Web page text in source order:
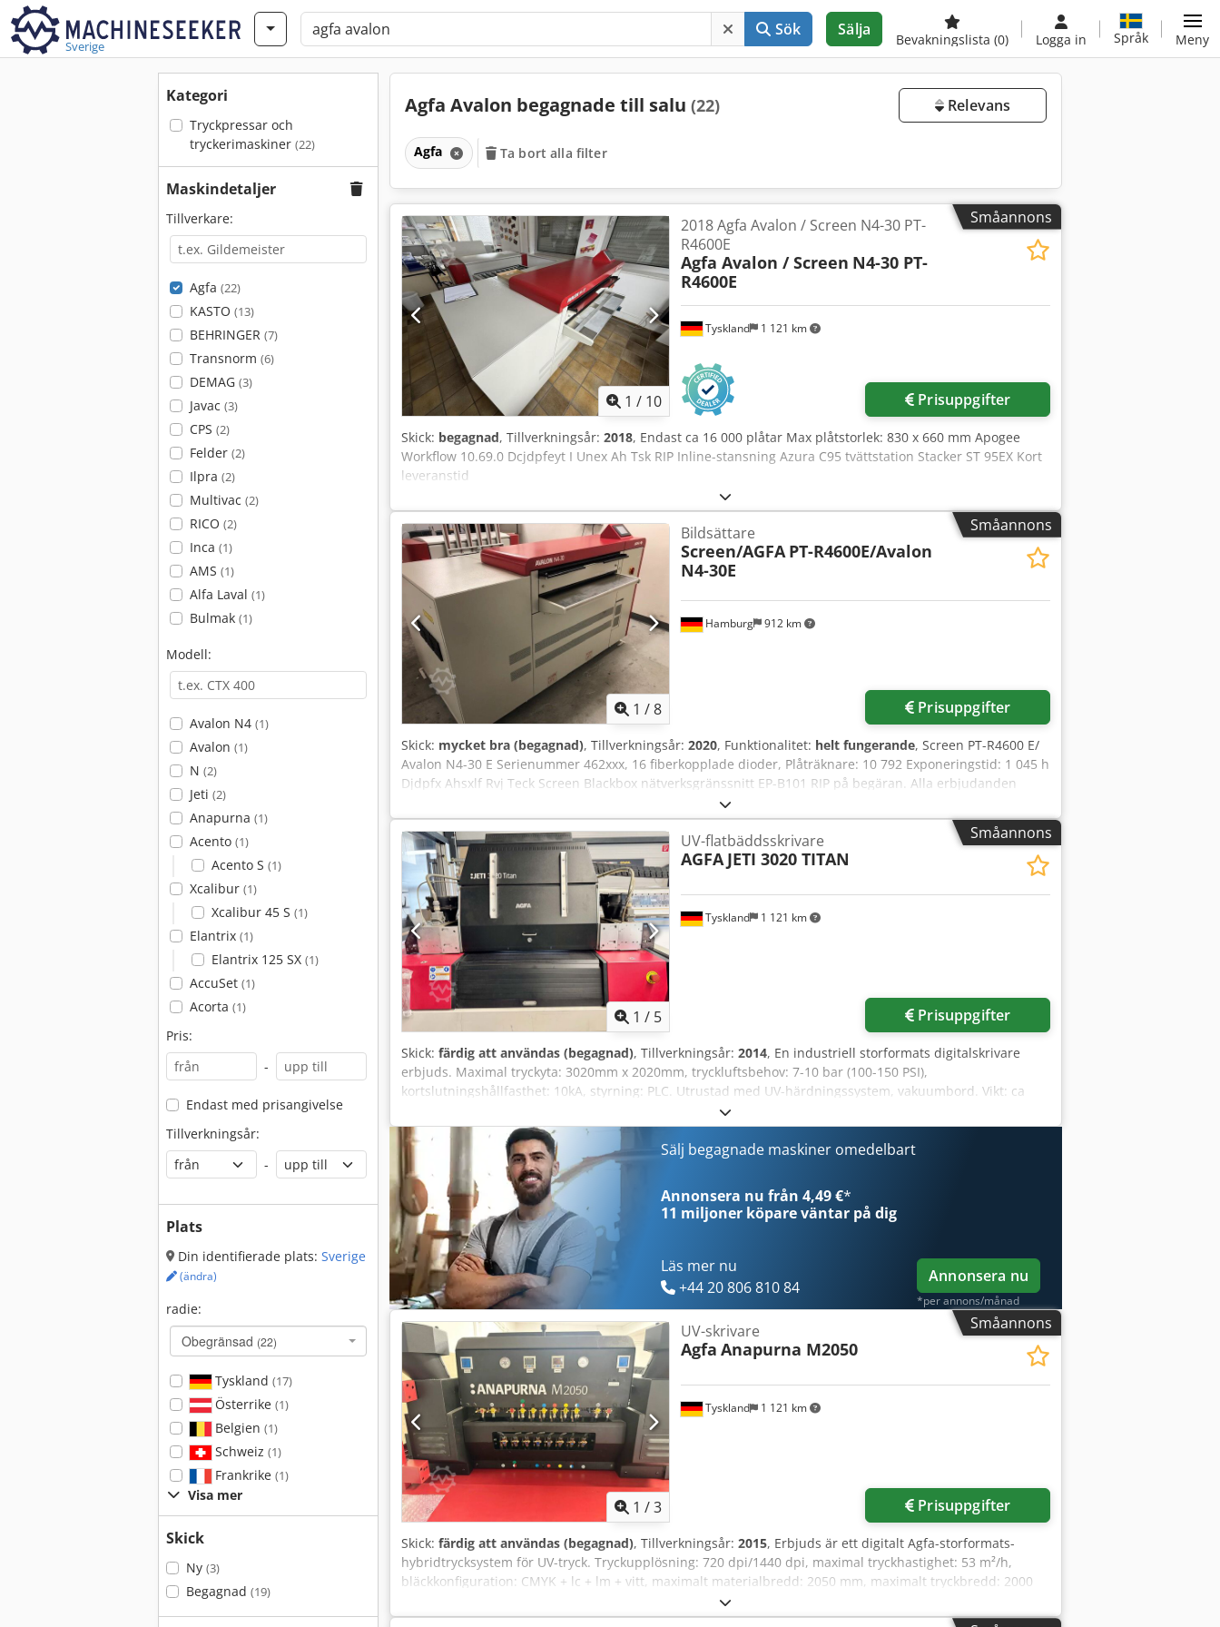
Sverige
Sök Sälja
Bevakningslista (0) Logga in Språk Meny
Kategori
Tryckpressar och
tryckerimaskiner (22)
Maskindetaljer
Tillverkare:
Agfa (22)
KASTO (13)
BEHRINGER (7)
Transnorm (6)
DEMAG (3)
Javac (3)
CPS (2)
Felder (2)
Ilpra (2)
Multivac (2)
RICO (2)
Inca (1)
AMS (1)
Alfa Laval (1)
Bulmak (1)
Modell:
Avalon N4 (1)
Avalon (1)
N (2)
Jeti (2)
Anapurna (1)
Acento (1)
Acento S (1)
Xcalibur (1)
Xcalibur 45 S (1)
Elantrix (1)
Elantrix 125 SX (1)
AccuSet (1)
Acorta (1)
Pris:
-
Endast med prisangivelse
Tillverkningsår:
-
Plats
Din identifierade plats: Sverige
(ändra)
radie:
Obegränsad (22)
Tyskland (17)
Österrike (1)
Belgien (1)
Schweiz (1)
Frankrike (1)
Visa mer
Skick
Ny (3)
Begagnad (19)
Agfa Avalon begagnade till salu (22) Relevans
Agfa Ta bort alla filter
Småannons
1 / 10
Tyskland 1 121 km
2018 Agfa Avalon / Screen N4-30 PT-
R4600E
Agfa Avalon / Screen N4-30 PT-
R4600E
Prisuppgifter
Skick: begagnad, Tillverkningsår: 2018, Endast ca 16 000 plåtar Max plåtstorlek: 830 x 660 mm Apogee
Workflow 10.69.0 Dcjdpfeyt I Unex Ah Tsk RIP Inline-stansning Azura C95 tvättstation Stacker ST 95EX Kort
leveranstid
Småannons
1 /8
Hamburg 912 km
Bildsättare
Screen/AGFA PT-R4600E/Avalon
N4-30E
Prisuppgifter
Skick: mycket bra (begagnad), Tillverkningsår: 2020, Funktionalitet: helt fungerande, Screen PT-R4600 E/
Avalon N4-30 E Serienummer 462xxx, 16 fiberkopplade dioder, Plåträknare: 10 792 Exponeringstid: 1 045 h
Djdpfx Ahsxlf Rvj Teck Screen Blackbox nätverksgränssnitt EP-B101 RIP på begäran. Alla erbjudanden
Småannons
1 / 5
Tyskland 1 121 km
UV-flatbädds­skrivare
AGFA JETI 3020 TITAN
Prisuppgifter
Skick: färdig att användas (begagnad), Tillverkningsår: 2014, En industriell storformats digitalskrivare
erbjuds. Maximal tryckyta: 3020mm x 2020mm, tryckluftsbehov: 7-10 bar (100-150 PSI),
kortslutningshållfasthet: 10kA, styrning: PLC. Utrustad med UV-härdningssystem, vakuumbord. Vikt: ca
3750kg, totala mått X/Y/Z: ca 5950mm/2900mm/1550mm. Visning möjlig efter överenskommelse.
Dedpfszcfibjx Ah Tock
Sälj begagnade maskiner omedelbart
Annonsera nu från 4,49 €*
11 miljoner köpareväntar på dig
Läs mer nu
+44 20 806 810 84
Annonsera nu
*per annons/månad
Småannons
1 /3
Tyskland 1 121 km
UV-skrivare
Agfa Anapurna M2050
Prisuppgifter
Skick: färdig att användas (begagnad), Tillverkningsår: 2015, Erbjuds är ett digitalt Agfa-storformats-
hybridtrycksystem för UV-tryck. Tryckupplösning: 720 dpi/1440 dpi, maximal tryckhastighet: 53 m²/h,
bläckkonfiguration: CMYK + lc + lm + vitt, maximalt materialbredd: 2050 mm, maximalt tryckbredd: 2000
mm, maximal materialtjocklek: 45 mm, maximal plattvikt: 10 kg/m². Maskinens mått (X/Y/Z): ca 4350
mm/1470 mm/1600 mm, vikt: ca 1800 kg. Inkluderar 4 nästan nya bord för plattryck samt en arbetsstation.